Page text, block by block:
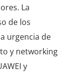
La
de los
urgencia de
y networking
y